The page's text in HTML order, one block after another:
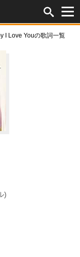
I Love Youの歌詞一覧
)